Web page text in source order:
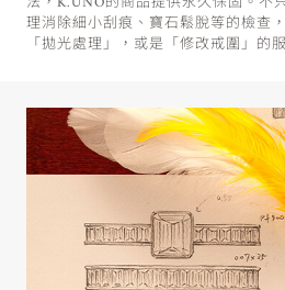
理消除細小刮痕、寶石鬆脫等的檢查
「拋光處理」，或是「修改戒圍」的